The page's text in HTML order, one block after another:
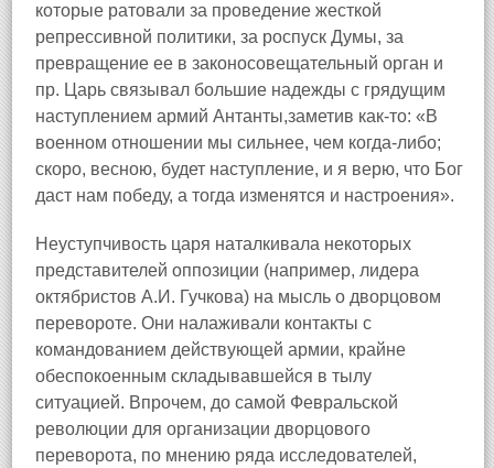
которые ратовали за проведение жесткой
репрессивной политики, за роспуск Думы, за
превращение ее в законосовещательный орган и
пр. Царь связывал большие надежды с грядущим
наступлением армий Антанты,заметив как-то: «В
военном отношении мы сильнее, чем когда-либо;
скоро, весною, будет наступление, и я верю, что Бог
даст нам победу, а тогда изменятся и настроения».
Неуступчивость царя наталкивала некоторых
представителей оппозиции (например, лидера
октябристов А.И. Гучкова) на мысль о дворцовом
перевороте. Они налаживали контакты с
командованием действующей армии, крайне
обеспокоенным складывавшейся в тылу
ситуацией. Впрочем, до самой Февральской
революции для организации дворцового
переворота, по мнению ряда исследователей,